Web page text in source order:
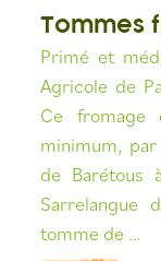
Tommes
Primé et
Agricole de
Ce fromage
minimum, par
de Barétous
Sarrelangue
tomme de …